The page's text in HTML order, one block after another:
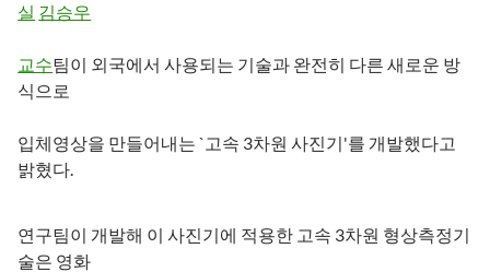
실 김승우
교수팀이 외국에서 사용되는 기술과 완전히 다른 새로운 방
식으로
입체영상을 만들어내는 `고속 3차원 사진기'를 개발했다고
밝혔다.
연구팀이 개발해 이 사진기에 적용한 고속 3차원 형상측정기
술은 영화